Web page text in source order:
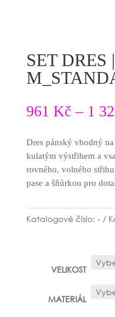
SET DRES |
961 Kč – 1
Dres pánský vhodný
kulatým výstřihem a
rovného, volného
pase a šňůrkou pro
Katalogové číslo: -
VELIKOST
MATERIÁL